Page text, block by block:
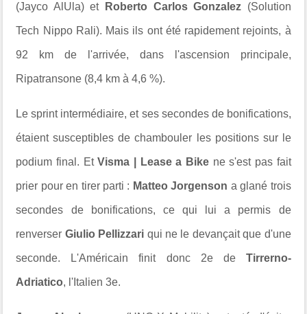
(Jayco AlUla) et Roberto Carlos Gonzalez (Solution
Tech Nippo Rali). Mais ils ont été rapidement rejoints, à
92 km de l'arrivée, dans l'ascension principale,
Ripatransone (8,4 km à 4,6 %).
Le sprint intermédiaire, et ses secondes de bonifications,
étaient susceptibles de chambouler les positions sur le
podium final. EtVisma | Lease a Bikene s'est pas fait
prier pour en tirer parti : Matteo Jorgenson a glané trois
secondes de bonifications, ce qui lui a permis de
renverser Giulio Pellizzari qui ne le devançait que d'une
seconde. L'Américain finit donc 2e de Tirrerno-
Adriatico, l'Italien 3e.